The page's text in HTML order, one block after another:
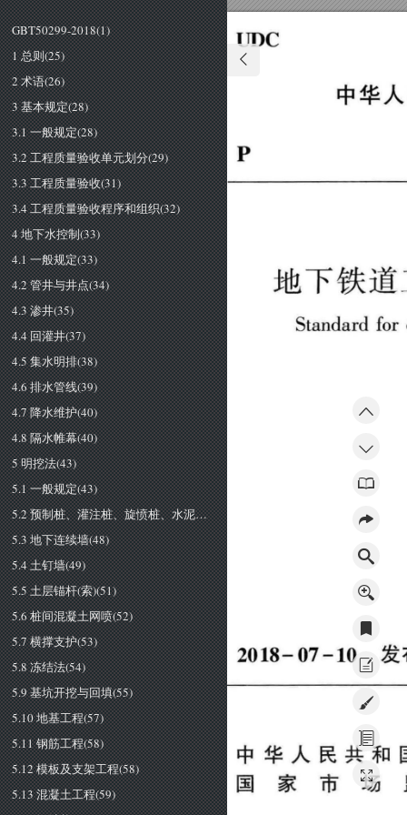
GBT50299-2018(1)
1 总则(25)
2 术语(26)
3 基本规定(28)
3.1 一般规定(28)
3.2 工程质量验收单元划分(29)
3.3 工程质量验收(31)
3.4 工程质量验收程序和组织(32)
4 地下水控制(33)
4.1 一般规定(33)
4.2 管井与井点(34)
4.3 渗井(35)
4.4 回灌井(37)
4.5 集水明排(38)
4.6 排水管线(39)
4.7 降水维护(40)
4.8 隔水帷幕(40)
5 明挖法(43)
5.1 一般规定(43)
5.2 预制桩、灌注桩、旋愤桩、水泥土桩墙和咬合桩(45)
5.3 地下连续墙(48)
5.4 土钉墙(49)
5.5 土层锚杆(索)(51)
5.6 桩间混凝土网喷(52)
5.7 横撑支护(53)
5.8 冻结法(54)
5.9 基坑开挖与回填(55)
5.10 地基工程(57)
5.11 钢筋工程(58)
5.12 模板及支架工程(58)
5.13 混凝土工程(59)
UDC
中华
P
地下铁道
Standard for
2018- 07 -10 发
中华人民共和
国家市场